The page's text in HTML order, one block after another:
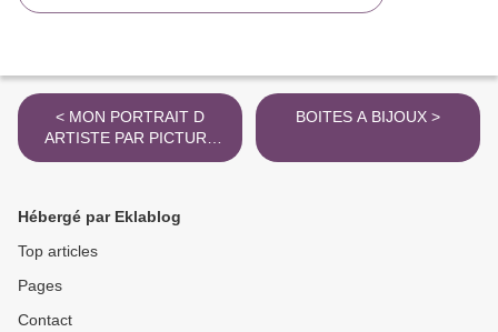
< MON PORTRAIT D
ARTISTE PAR PICTURA
AND CO
BOITES A BIJOUX >
Hébergé par Eklablog
Top articles
Pages
Contact